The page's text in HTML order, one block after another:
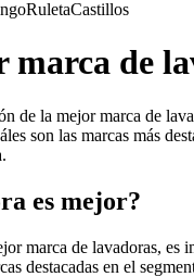
RuletaCastillos
marca de
de la mejor marca de
son las marcas más
es mejor?
marca de lavadoras,
destacadas en el